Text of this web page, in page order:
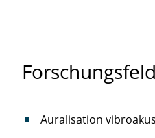
Auralisation